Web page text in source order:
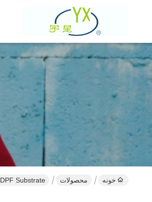
خونه محصولات DPF Substrate